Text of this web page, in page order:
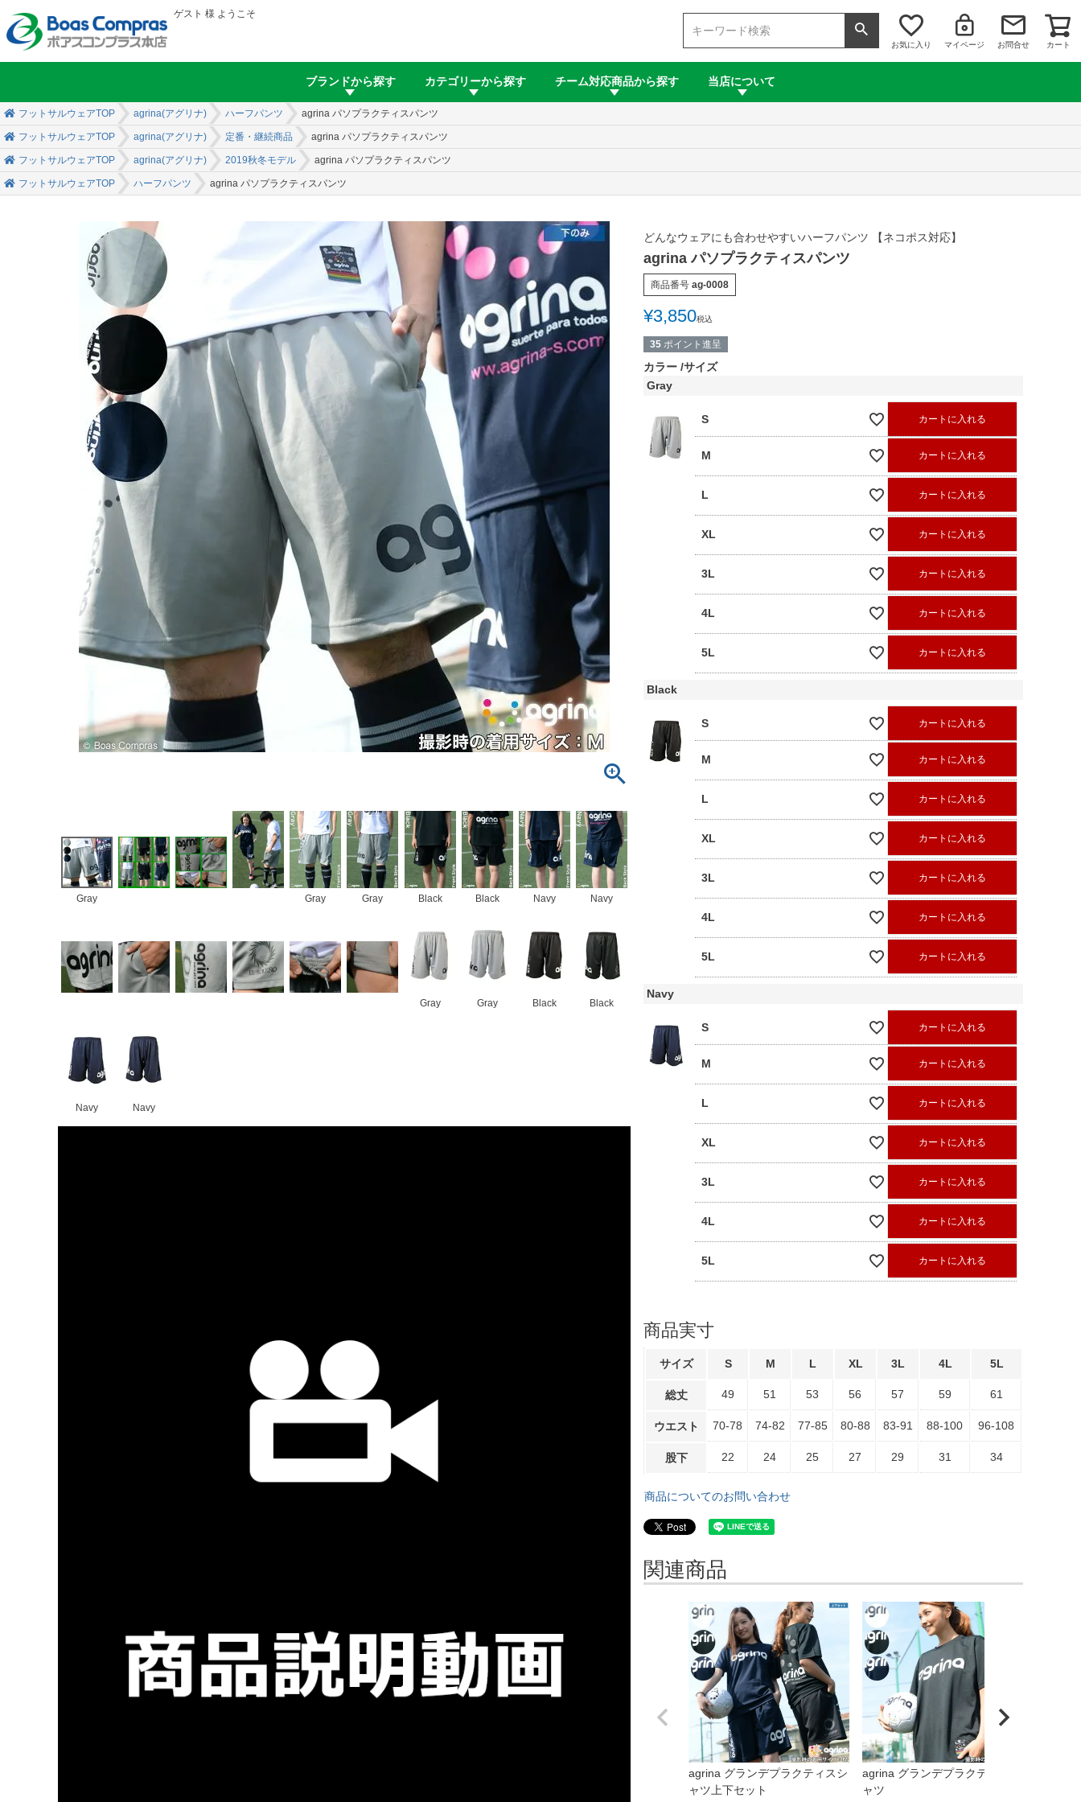
ゲスト 様 ようこそ
お気に入り マイページ お問合せ カート
ブランドから探す カテゴリーから探す チーム対応商品から探す 当店について
フットサルウェアTOP agrina(アグリナ) ハーフパンツ agrina パソプラクティスパンツ
フットサルウェアTOP agrina(アグリナ) 定番・継続商品 agrina パソプラクティスパンツ
フットサルウェアTOP agrina(アグリナ) 2019秋冬モデル agrina パソプラクティスパンツ
フットサルウェアTOP ハーフパンツ agrina パソプラクティスパンツ
Gray Gray Gray Black Black Navy Navy
Gray Gray Black Black
Navy Navy
どんなウェアにも合わせやすいハーフパンツ 【ネコポス対応】
agrina パソプラクティスパンツ
商品番号 ag-0008
¥3,850税込
35 ポイント進呈
カラー サイズ
Gray
S カートに入れる
M カートに入れる
L カートに入れる
XL カートに入れる
3L カートに入れる
4L カートに入れる
5L カートに入れる
Black
S カートに入れる
M カートに入れる
L カートに入れる
XL カートに入れる
3L カートに入れる
4L カートに入れる
5L カートに入れる
Navy
S カートに入れる
M カートに入れる
L カートに入れる
XL カートに入れる
3L カートに入れる
4L カートに入れる
5L カートに入れる
商品実寸
サイズ S M L XL 3L 4L 5L
総丈 49 51 53 56 57 59 61
ウエスト 70-78 74-82 77-85 80-88 83-91 88-100 96-108
股下 22 24 25 27 29 31 34
商品についてのお問い合わせ
関連商品
agrina グランデプラクティスシ
ャツ上下セット
agrina グランデプラクティスシ
ャツ